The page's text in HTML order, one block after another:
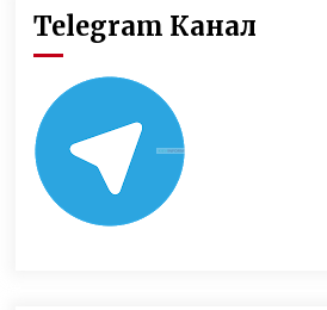
Telegram Канал